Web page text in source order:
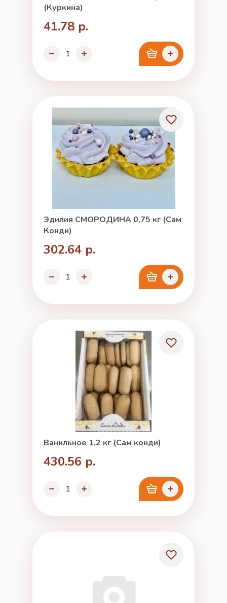
(Куркина)
41.78 р.
Эдилия СМОРОДИНА 0,75 кг (Сам
Конди)
302.64 р.
Ванильное 1,2 кг (Сам конди)
430.56 р.